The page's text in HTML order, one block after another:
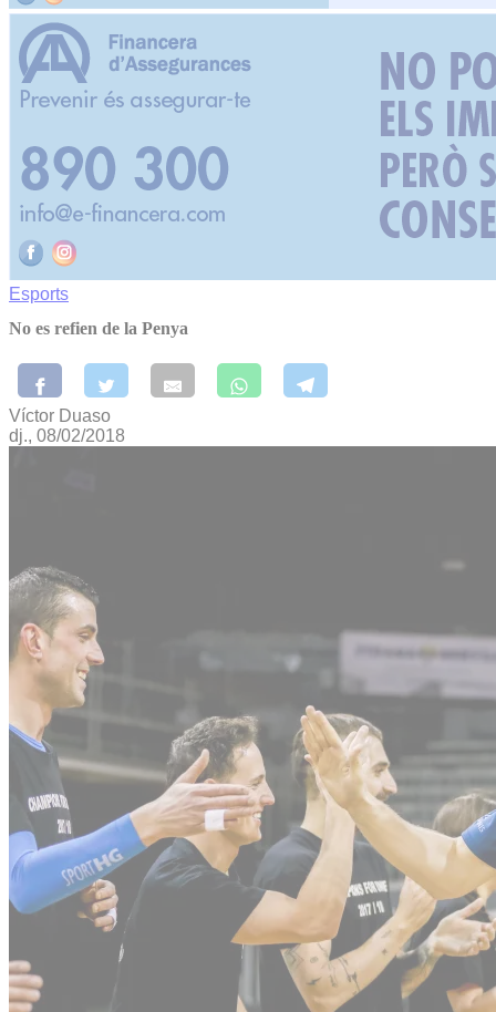
Esports
No es refien de la Penya
Víctor Duaso
dj., 08/02/2018